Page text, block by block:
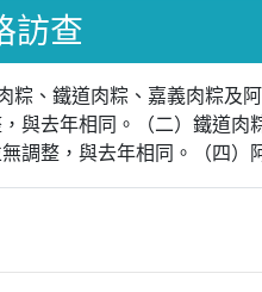
訪查
粽、鐵道肉粽、嘉義肉粽及
與去年相同。（二）鐵道
調整，與去年相同。（四